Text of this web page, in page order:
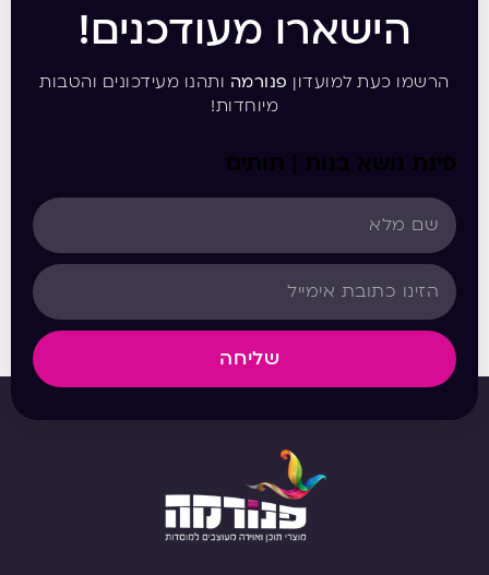
הישארו מעודכנים!
הרשמו כעת למועדון פנורמה ותהנו מעידכונים והטבות
מיוחדות!
פינת נושא בנות | תותים
שליחה